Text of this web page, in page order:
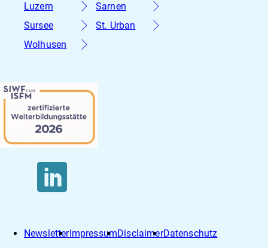
Luzern
Sarnen
Sursee
St. Urban
Wolhusen
NewsletterImpressumDisclaimerDatenschutz